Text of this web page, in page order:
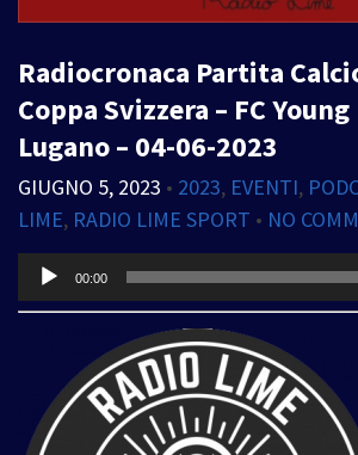
Radiocronaca Partita
Coppa Svizzera – FC Young
Lugano – 04-06-2023
GIUGNO 5, 2023 • 2023, EVENTI,
LIME, RADIO LIME SPORT • NO
Audio
Player
00:00